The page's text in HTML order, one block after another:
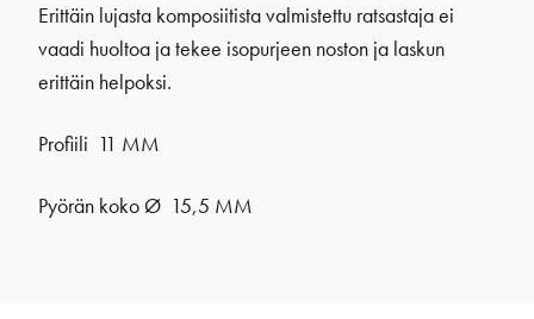
Erittäin lujasta komposiitista valmistettu ratsastaja ei
vaadi huoltoa ja tekee isopurjeen noston ja laskun
erittäin helpoksi.
Profiili 11 MM
Pyörän koko Ø 15,5 MM